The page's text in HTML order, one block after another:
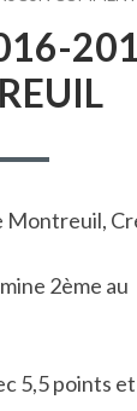
Montreuil,
2ème au
5,5 points